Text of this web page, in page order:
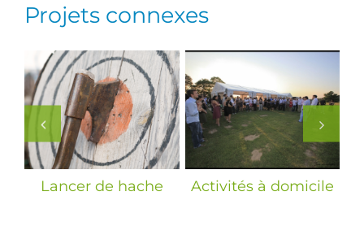
Projets connexes
Lancer de hache Activités à domicile